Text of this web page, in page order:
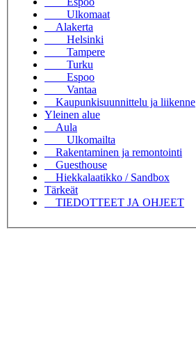
Ulkomaat
Alakerta
Helsinki
Tampere
Turku
Espoo
Vantaa
Kaupunkisuunnittelu ja liikenne
Yleinen alue
Aula
Ulkomailta
Rakentaminen ja remontointi
Guesthouse
Hiekkalaatikko / Sandbox
Tärkeät
TIEDOTTEET JA OHJEET